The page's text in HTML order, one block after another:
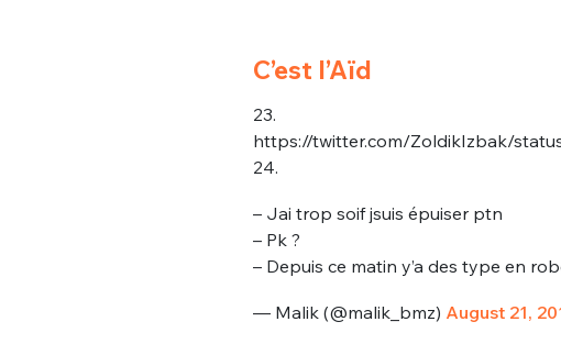
C’est l’Aïd
23.
https://twitter.com/ZoldikIzbak/
24.
– Jai trop soif jsuis épuiser ptn
– Pk ?
– Depuis ce matin y’a des type en
— Malik (@malik_bmz) August 21,